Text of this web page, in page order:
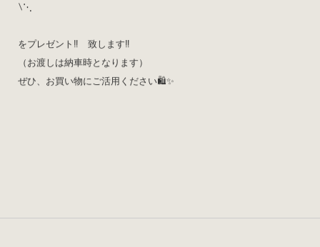
∖⋱
をプレゼント‼️ 致します‼️
（お渡しは納車時となります）
ぜひ、お買い物にご活用ください🛍✨️